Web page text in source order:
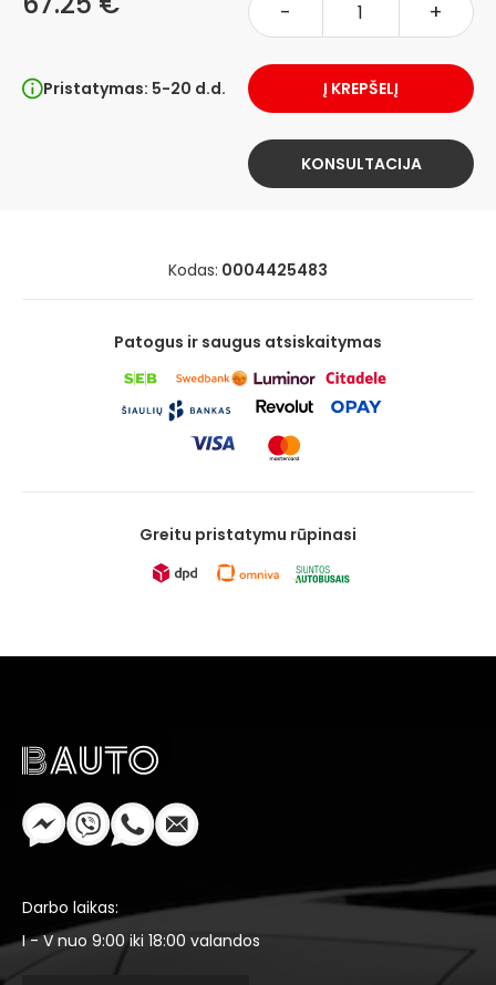
- +
Pristatymas: 5-20 d.d. Į KREPŠELĮ
KONSULTACIJA
Kodas: 0004425483
Patogus ir saugus atsiskaitymas
Greitu pristatymu rūpinasi
Darbo laikas:
I - V nuo 9:00 iki 18:00 valandos